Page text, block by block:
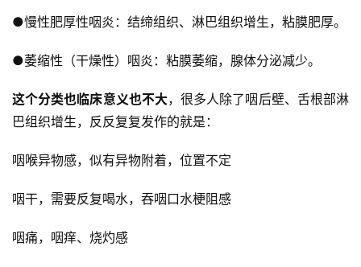
●慢性肥厚性咽炎：结缔组织、淋巴组织增生，粘膜肥厚。
●萎缩性（干燥性）咽炎：粘膜萎缩，腺体分泌减少。
这个分类也临床意义也不大，很多人除了咽后壁、舌根部淋
巴组织增生，反反复复发作的就是：
咽喉异物感，似有异物附着，位置不定
咽干，需要反复喝水，吞咽口水梗阻感
咽痛，咽痒、烧灼感